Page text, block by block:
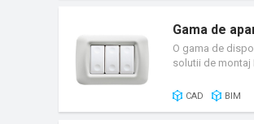
Gama de
O gama de
solutii de montaj
intrerupatoare,
CAD BIM